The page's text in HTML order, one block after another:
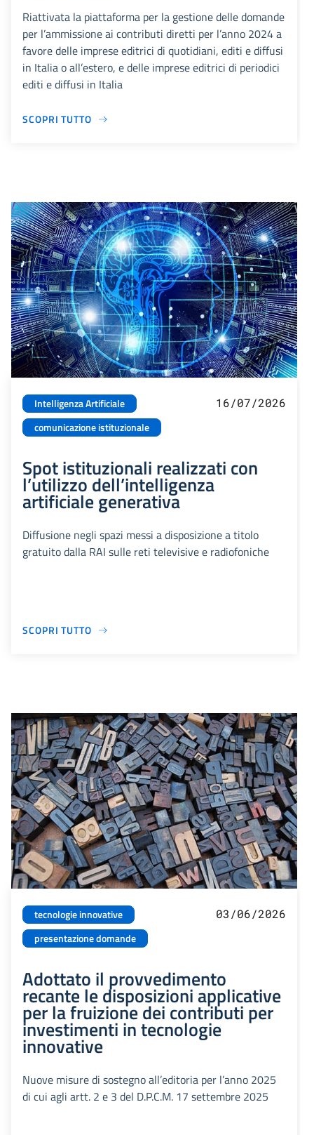
Riattivata la piattaforma per la gestione delle domande
per l’ammissione ai contributi diretti per l’anno 2024 a
favore delle imprese editrici di quotidiani, editi e diffusi
in Italia o all’estero, e delle imprese editrici di periodici
editi e diffusi in Italia
SCOPRI TUTTO
Intelligenza Artificiale
comunicazione istituzionale
16/07/2026
Spot istituzionali realizzati con
l’utilizzo dell’intelligenza
artificiale generativa
Diffusione negli spazi messi a disposizione a titolo
gratuito dalla RAI sulle reti televisive e radiofoniche
SCOPRI TUTTO
tecnologie innovative
presentazione domande
03/06/2026
Adottato il provvedimento
recante le disposizioni applicative
per la fruizione dei contributi per
investimenti in tecnologie
innovative
Nuove misure di sostegno all’editoria per l’anno 2025
di cui agli artt. 2 e 3 del D.P.C.M. 17 settembre 2025